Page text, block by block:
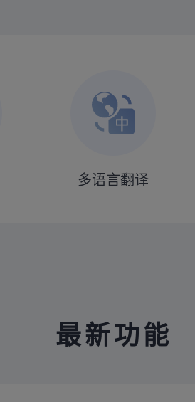
多语言翻译
最新功能